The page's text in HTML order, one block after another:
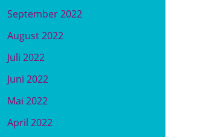
September 2022
August 2022
Juli 2022
Juni 2022
Mai 2022
April 2022